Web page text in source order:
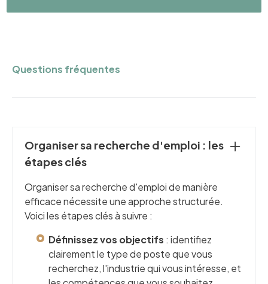
Questions fréquentes
Organiser sa recherche d'emploi : les
étapes clés
Organiser sa recherche d'emploi de manière
efficace nécessite une approche structurée.
Voici les étapes clés à suivre :
Définissez vos objectifs : identifiez
clairement le type de poste que vous
recherchez, l'industrie qui vous intéresse, et